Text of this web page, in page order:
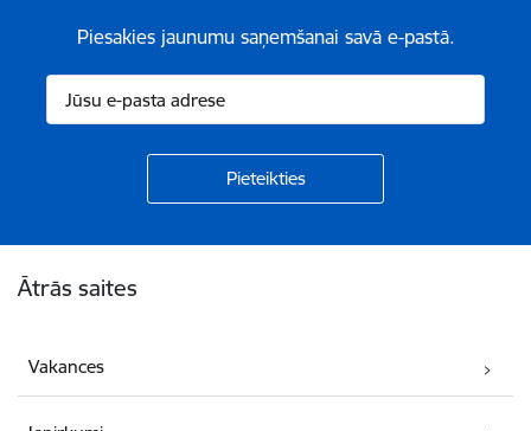
Piesakies jaunumu saņemšanai savā e-pastā.
Ātrās saites
Vakances